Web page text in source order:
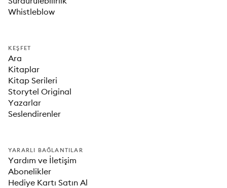
Whistleblow
KEŞFET
Ara
Kitaplar
Kitap Serileri
Storytel Original
Yazarlar
Seslendirenler
YARARLI BAĞLANTILAR
Yardım ve İletişim
Abonelikler
Hediye Kartı Satın Al